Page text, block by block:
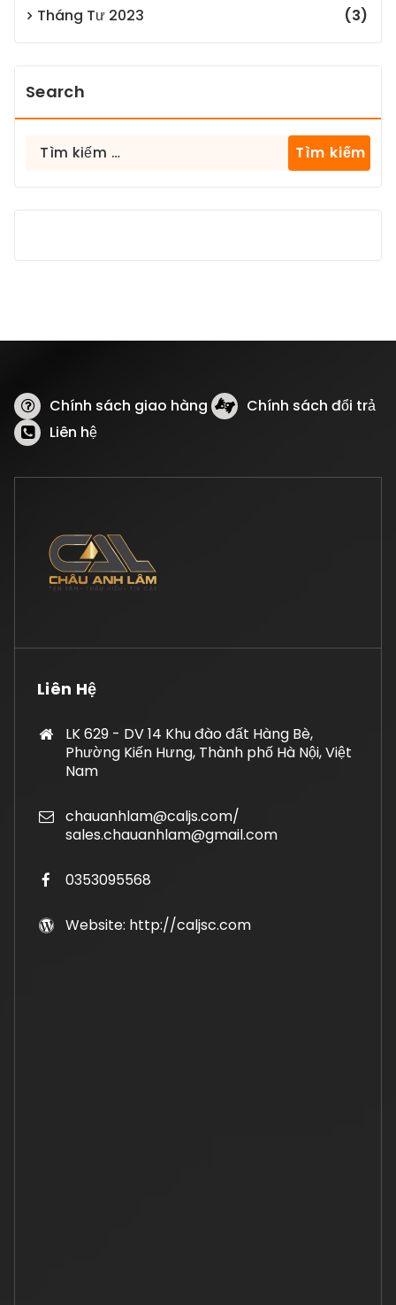
Tháng Tư 2023 (3)
Search
Tìm
Chính sách giao hàng
Chính sách đổi trả
Liên hệ
Liên Hệ
LK 629 - DV 14 Khu đào đất Hàng Bè,
Phường Kiến Hưng, Thành phố Hà Nội, Việt
Nam
chauanhlam@caljs.com/
sales.chauanhlam@gmail.com
0353095568
Website: http://caljsc.com